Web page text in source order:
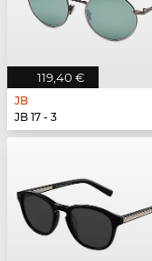
119,40 €
JB
JB 17 - 3